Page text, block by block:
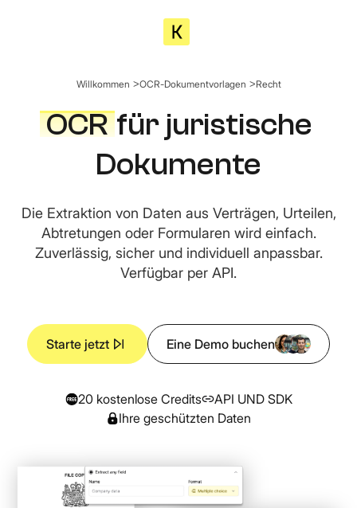
Willkommen OCR-Dokumentvorlagen Recht
OCRfür juristische
Dokumente
Die Extraktion von Daten aus Verträgen, Urteilen,
Abtretungen oder Formularen wird einfach.
Zuverlässig, sicher und individuell anpassbar.
Verfügbar per API.
Starte jetzt Eine Demo buchen
20 kostenlose Credits
API UND SDK
Ihre geschützten Daten